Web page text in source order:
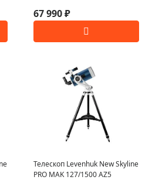
67 990 ₽
Телескоп Levenhuk New Skyline
PRO MAK 127/1500 AZ5